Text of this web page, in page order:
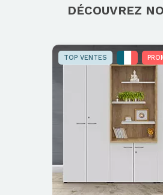
DÉCOUVREZ
TOP VENTES